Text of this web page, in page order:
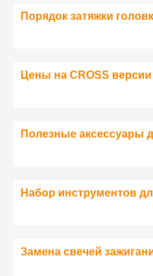
Порядок затяжки
Цены на CROSS
Полезные аксессуары
Набор инструментов
Замена свечей